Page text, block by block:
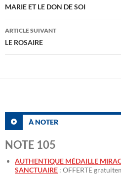
des
articles
MARIE ET LE DON DE SOI
ARTICLE SUIVANT
LE ROSAIRE
À NOTER
NOTE 105
AUTHENTIQUE MÉDAILLE
SANCTUAIRE : OFFERTE